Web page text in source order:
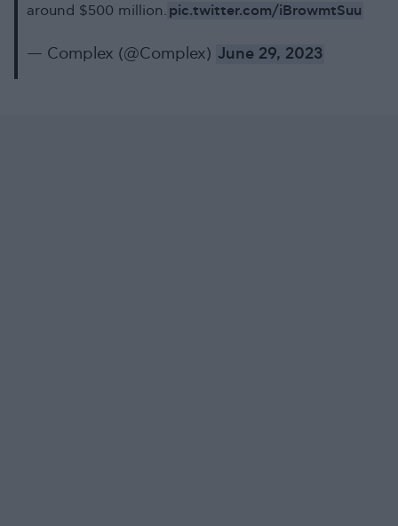
around $500 million. pic.twitter.com/iBrowmtSuu
— Complex (@Complex) June 29, 2023